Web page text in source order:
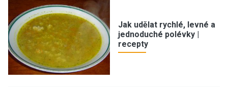
Jak udělat rychlé, levné a
jednoduché polévky |
recepty